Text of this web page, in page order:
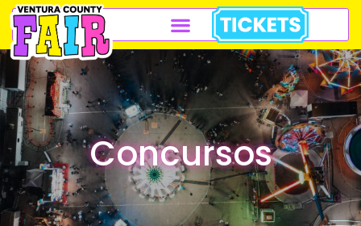
Concursos